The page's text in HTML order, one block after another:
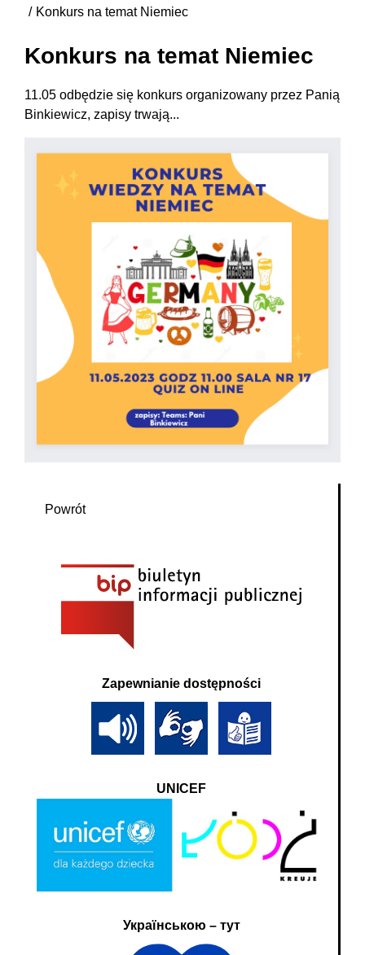
Konkurs na temat Niemiec
Konkurs na temat Niemiec
11.05 odbędzie się konkurs organizowany przez Panią
Binkiewicz, zapisy trwają...
Powrót
Zapewnianie dostępności
UNICEF
Українською – тут